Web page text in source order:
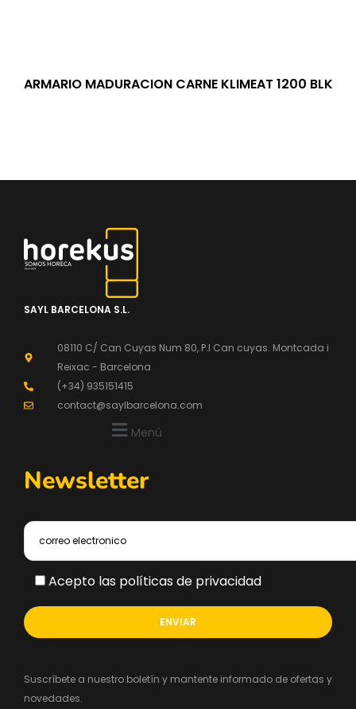
ARMARIO MADURACION CARNE KLIMEAT 1200 BLK
SAYL BARCELONA S.L.
08110 C/ Can Cuyas Num 80, P.l Can cuyas. Montcada i
Reixac - Barcelona
(+34) 935151415
contact@saylbarcelona.com
Menú
Newsletter
Acepto las políticas de privacidad
Suscríbete a nuestro boletín y mantente informado de ofertas y
novedades.